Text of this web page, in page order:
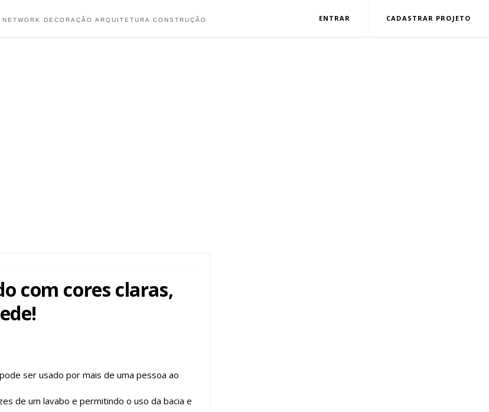
NETWORK DECORAÇÃO ARQUITETURA CONSTRUÇÃO ENTRAR CADASTRAR PROJETO
com cores claras,
ser usado por mais de uma pessoa ao
de um lavabo e permitindo o uso da bacia e